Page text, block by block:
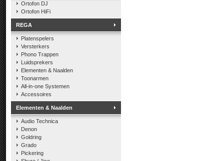
Ortofon DJ
Ortofon HiFi
REGA
Platenspelers
Versterkers
Phono Trappen
Luidsprekers
Elementen & Naalden
Toonarmen
All-in-one Systemen
Accessoires
Elementen & Naalden
Audio Technica
Denon
Goldring
Grado
Pickering